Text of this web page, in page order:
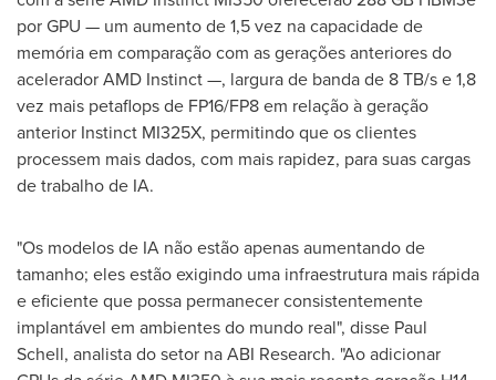
por GPU — um aumento de 1,5 vez na capacidade de
memória em comparação com as gerações anteriores do
acelerador AMD Instinct —, largura de banda de 8 TB/s e 1,8
vez mais petaflops de FP16/FP8 em relação à geração
anterior Instinct MI325X, permitindo que os clientes
processem mais dados, com mais rapidez, para suas cargas
de trabalho de IA.
"Os modelos de IA não estão apenas aumentando de
tamanho; eles estão exigindo uma infraestrutura mais rápida
e eficiente que possa permanecer consistentemente
implantável em ambientes do mundo real", disse Paul
Schell, analista do setor na ABI Research. "Ao adicionar